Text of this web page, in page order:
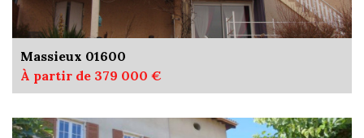
Massieux 01600
À partir de 379 000 €